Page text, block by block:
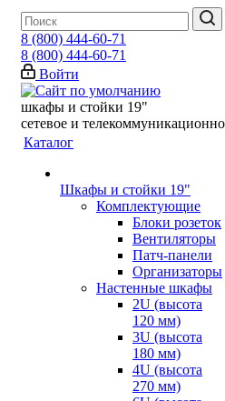
8 (800) 444-60-71
8 (800) 444-60-71
Войти
шкафы и стойки 19"
сетевое и
Каталог
Шкафы и стойки 19"
Комплектующие
Блоки розеток
Вентиляторы
Патч-панели
Организаторы
Настенные шкафы
2U (высота
120 мм)
3U (высота
180 мм)
4U (высота
270 мм)